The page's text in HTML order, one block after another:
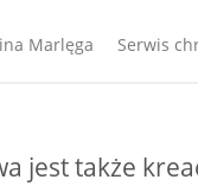
Marlęga Serwis
jest także